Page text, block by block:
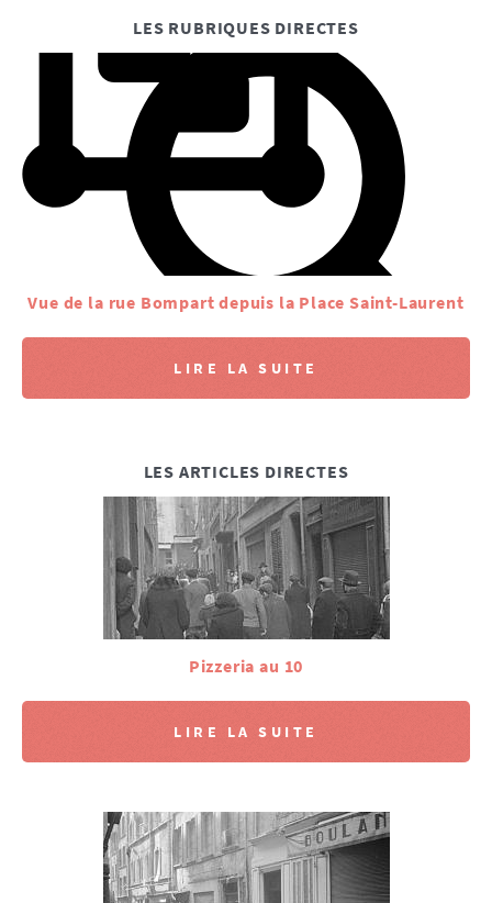
LES RUBRIQUES DIRECTES
Vue de la rue Bompart depuis la Place Saint-Laurent
LIRE LA SUITE
LES ARTICLES DIRECTES
Pizzeria au 10
LIRE LA SUITE